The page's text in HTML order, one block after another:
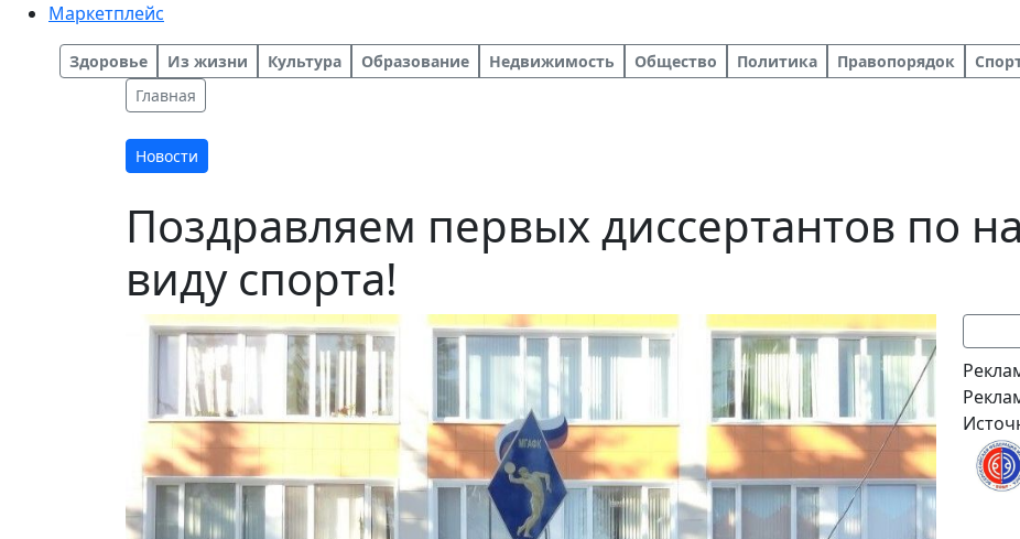
Маркетплейс
Здоровье Из жизни Культура Образование Недвижимость Общество Политика Правопорядок
Главная
Новости
Поздравляем первых диссертантов по
виду спорта!